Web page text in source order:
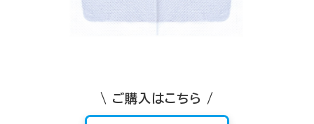
\ ご購入はこちら /